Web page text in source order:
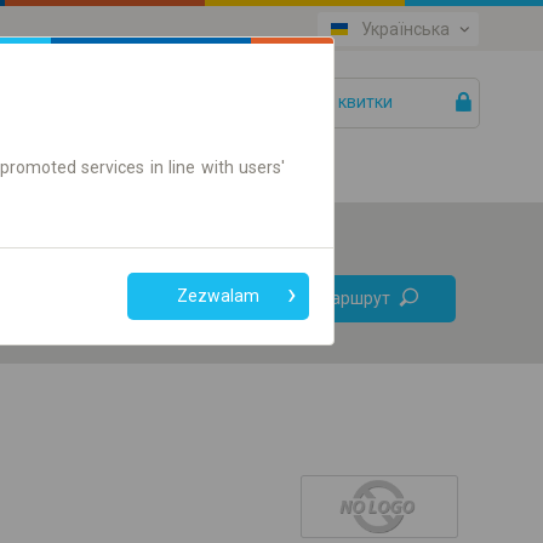
Українська
Ваші квитки
Тільки онлайн квиток
Знайти маршрут
+
services in line with users'
Zezwalam